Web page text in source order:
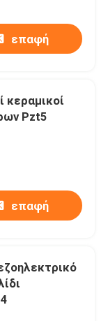
επαφή
κεραμικοί
Pzt5
επαφή